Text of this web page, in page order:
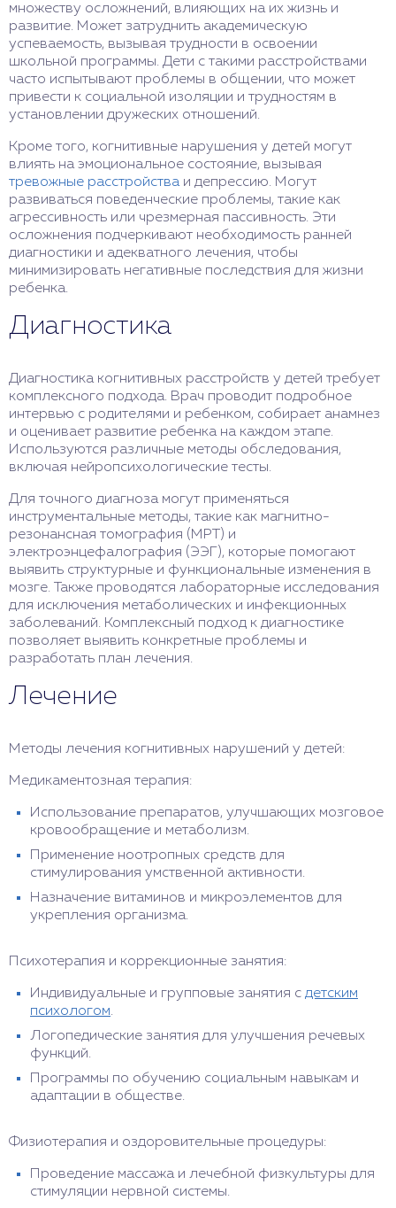
множеству осложнений, влияющих на их жизнь и
развитие. Может затруднить академическую
успеваемость, вызывая трудности в освоении
школьной программы. Дети с такими расстройствами
часто испытывают проблемы в общении, что может
привести к социальной изоляции и трудностям в
установлении дружеских отношений.
Кроме того, когнитивные нарушения у детей могут
влиять на эмоциональное состояние, вызывая
тревожные расстройстваи депрессию. Могут
развиваться поведенческие проблемы, такие как
агрессивность или чрезмерная пассивность. Эти
осложнения подчеркивают необходимость ранней
диагностики и адекватного лечения, чтобы
минимизировать негативные последствия для жизни
ребенка.
Диагностика
Диагностика когнитивных расстройств у детей требует
комплексного подхода. Врач проводит подробное
интервью с родителями и ребенком, собирает анамнез
и оценивает развитие ребенка на каждом этапе.
Используются различные методы обследования,
включая нейропсихологические тесты.
Для точного диагноза могут применяться
инструментальные методы, такие как магнитно-
резонансная томография (МРТ) и
электроэнцефалография (ЭЭГ), которые помогают
выявить структурные и функциональные изменения в
мозге. Также проводятся лабораторные исследования
для исключения метаболических и инфекционных
заболеваний. Комплексный подход к диагностике
позволяет выявить конкретные проблемы и
разработать план лечения.
Лечение
Методы лечения когнитивных нарушений у детей:
Медикаментозная терапия:
Использование препаратов, улучшающих мозговое
кровообращение и метаболизм.
Применение ноотропных средств для
стимулирования умственной активности.
Назначение витаминов и микроэлементов для
укрепления организма.
Психотерапия и коррекционные занятия:
Индивидуальные и групповые занятия с детским
психологом.
Логопедические занятия для улучшения речевых
функций.
Программы по обучению социальным навыкам и
адаптации в обществе.
Физиотерапия и оздоровительные процедуры:
Проведение массажа и лечебной физкультуры для
стимуляции нервной системы.